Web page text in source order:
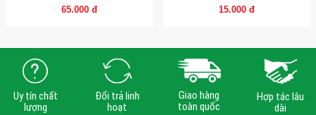
65.000 đ 15.000 đ
Uy tín chất
lượng
Đổi trả linh
hoạt
Giao hàng
toàn quốc
Hợp tác lâu
dài